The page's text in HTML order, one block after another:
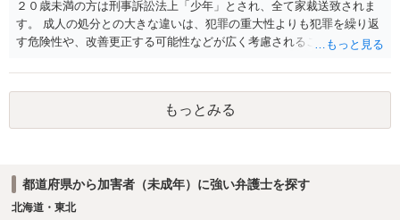
２０歳未満の方は刑事訴訟法上「少年」とされ、全て家裁送致されま
す。 成人の処分との大きな違いは、犯罪の重大性よりも犯罪を繰り返
す危険性や、改善更正する可能性などが広く考慮されることです。 そ
年とされ、犯罪を犯していなくとも、不良交友等が原因で、保護観察
や少年院送致される可能性もあります。 本件生活状況が分かりません
ので、適切なアドバイスがしにくいのですが、通常初犯の自転車窃盗
で生活環境が整っていれば、審判不開始か不処分となる可能性はあり
もっとみる
都道府県から加害者（未成年）に強い弁護士を探す
北海道・東北